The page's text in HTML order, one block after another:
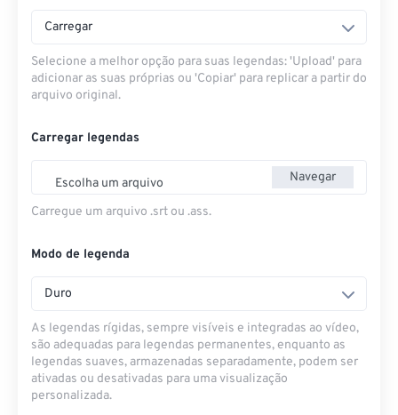
Carregar
Selecione a melhor opção para suas legendas: 'Upload' para
adicionar as suas próprias ou 'Copiar' para replicar a partir do
arquivo original.
Carregar legendas
Escolha um arquivo Navegar
Carregue um arquivo .srt ou .ass.
Modo de legenda
Duro
As legendas rígidas, sempre visíveis e integradas ao vídeo,
são adequadas para legendas permanentes, enquanto as
legendas suaves, armazenadas separadamente, podem ser
ativadas ou desativadas para uma visualização
personalizada.